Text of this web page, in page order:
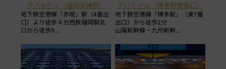
アパホテル〈福岡天神西〉
地下鉄空港線「赤坂」駅（4番出
口）より徒歩４分西鉄福岡駅北
口から徒歩9...
アパホテル〈博多駅筑紫口〉
地下鉄空港線「博多駅」（東7番
出口）から徒歩2分
山陽新幹線・九州新幹...